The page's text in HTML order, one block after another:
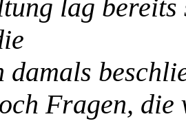
lag
damals
Fragen, die